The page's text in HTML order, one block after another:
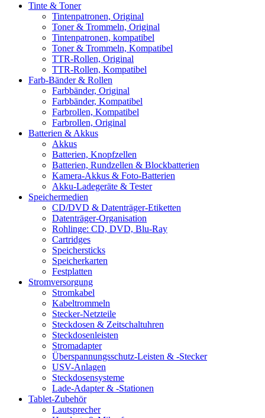
Tinte & Toner
Tintenpatronen, Original
Toner & Trommeln, Original
Tintenpatronen, kompatibel
Toner & Trommeln, Kompatibel
TTR-Rollen, Original
TTR-Rollen, Kompatibel
Farb-Bänder & Rollen
Farbbänder, Original
Farbbänder, Kompatibel
Farbrollen, Kompatibel
Farbrollen, Original
Batterien & Akkus
Akkus
Batterien, Knopfzellen
Batterien, Rundzellen & Blockbatterien
Kamera-Akkus & Foto-Batterien
Akku-Ladegeräte & Tester
Speichermedien
CD/DVD & Datenträger-Etiketten
Datenträger-Organisation
Rohlinge: CD, DVD, Blu-Ray
Cartridges
Speichersticks
Speicherkarten
Festplatten
Stromversorgung
Stromkabel
Kabeltrommeln
Stecker-Netzteile
Steckdosen & Zeitschaltuhren
Steckdosenleisten
Stromadapter
Überspannungsschutz-Leisten & -Stecker
USV-Anlagen
Steckdosensysteme
Lade-Adapter & -Stationen
Tablet-Zubehör
Lautsprecher